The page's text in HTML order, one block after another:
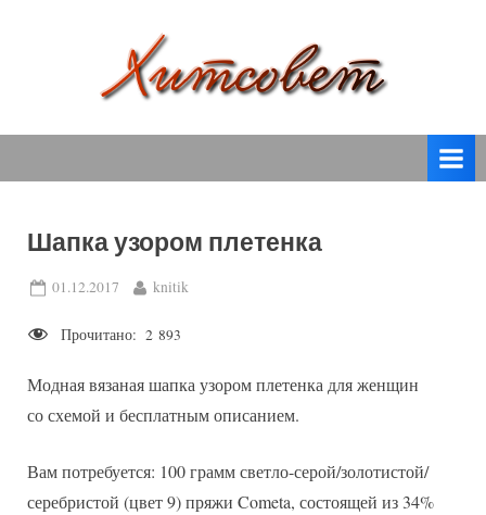
т
о
спицами,
крючком,
вязаные
модели
Шапка узором плетенка
Posted
01.12.2017 By
knitik
Прочитано: 2 893
Модная вязаная шапка узором плетенка для женщин
со схемой и бесплатным описанием.
Вам потребуется: 100 грамм светло-серой/золотистой/
серебристой (цвет 9) пряжи Cometa, состоящей из 34%